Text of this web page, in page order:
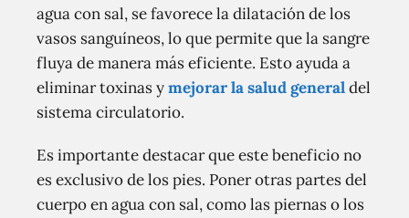
agua con sal, se favorece la dilatación de los
vasos sanguíneos, lo que permite que la sangre
fluya de manera más eficiente. Esto ayuda a
eliminar toxinas ymejorar la salud generaldel
sistema circulatorio.
Es importante destacar que este beneficio no
es exclusivo de los pies. Poner otras partes del
cuerpo en agua con sal, como las piernas o los